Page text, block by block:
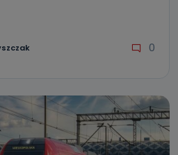
0